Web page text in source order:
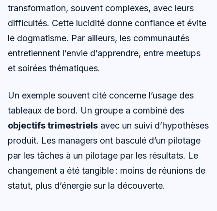
transformation, souvent complexes, avec leurs
difficultés. Cette lucidité donne confiance et évite
le dogmatisme. Par ailleurs, les communautés
entretiennent l’envie d’apprendre, entre meetups
et soirées thématiques.
Un exemple souvent cité concerne l’usage des
tableaux de bord. Un groupe a combiné des
objectifs trimestriels avec un suivi d’hypothèses
produit. Les managers ont basculé d’un pilotage
par les tâches à un pilotage par les résultats. Le
changement a été tangible : moins de réunions de
statut, plus d’énergie sur la découverte.